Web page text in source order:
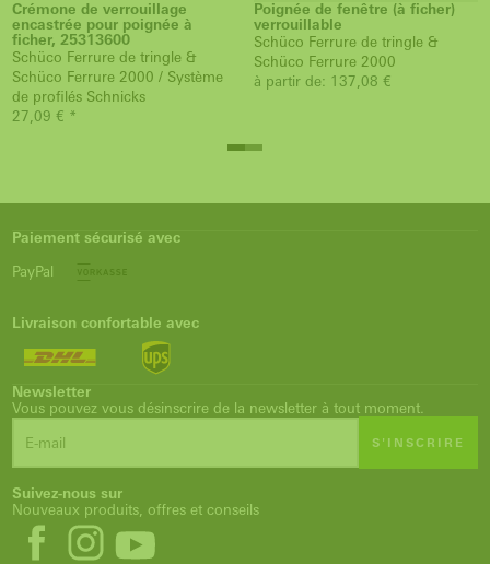
Crémone de verrouillage
encastrée pour poignée à
ficher, 25313600
Schüco Ferrure de tringle &
Schüco Ferrure 2000 / Système
de profilés Schnicks
27,09 € *
Poignée de fenêtre (à ficher)
verrouillable
Schüco Ferrure de tringle &
Schüco Ferrure 2000
à partir de: 137,08 €
Paiement sécurisé avec
PayPal
Livraison confortable avec
Newsletter
Vous pouvez vous désinscrire de la newsletter à tout moment.
S'INSCRIRE
Suivez-nous sur
Nouveaux produits, offres et conseils